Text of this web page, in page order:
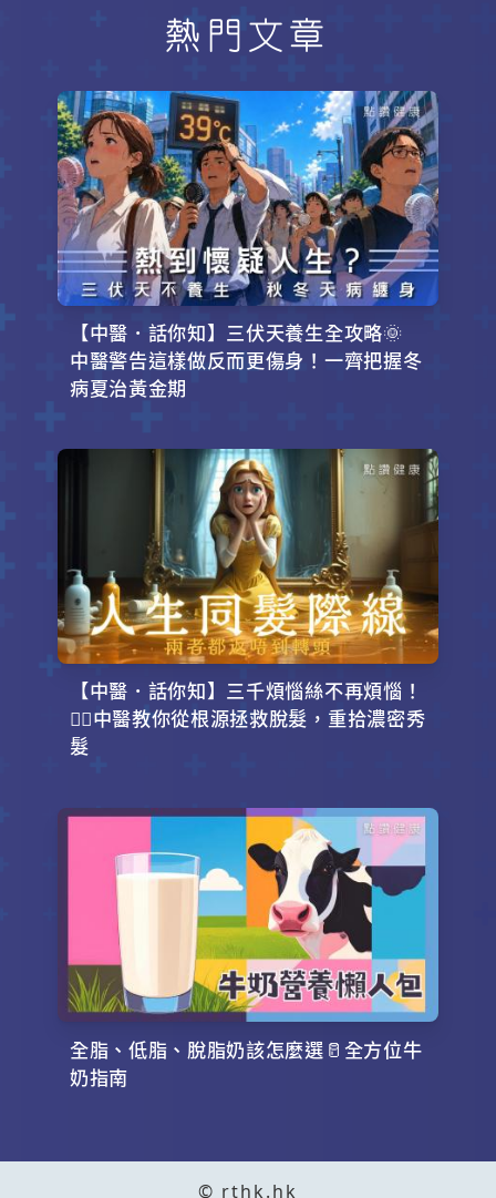
解。
熱門文章
【中醫．話你知】三伏天養生全攻略🌞
中醫警告這樣做反而更傷身！一齊把握冬
病夏治黃金期
【中醫．話你知】三千煩惱絲不再煩惱！
💇‍♂️中醫教你從根源拯救脫髮，重拾濃密秀
髮
全脂、低脂、脫脂奶該怎麼選🥛全方位牛
奶指南
© rthk.hk